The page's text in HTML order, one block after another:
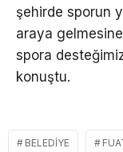
şehirde sporun
araya
spora
konuştu.
BELEDIYE